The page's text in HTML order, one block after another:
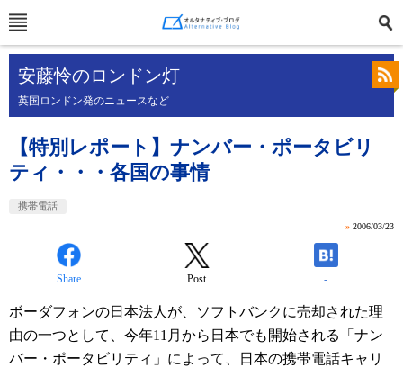
安藤怜のロンドン灯
英国ロンドン発のニュースなど
【特別レポート】ナンバー・ポータビリ
ティ・・・各国の事情
携帯電話
» 2006/03/23
Share Post -
ボーダフォンの日本法人が、ソフトバンクに売却された理
由の一つとして、今年11月から日本でも開始される「ナン
バー・ポータビリティ」によって、日本の携帯電話キャリ